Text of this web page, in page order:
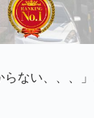
らない、、、